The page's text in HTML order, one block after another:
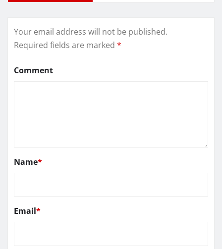
Your email address will not be published.
Required fields are marked *
Comment
Name*
Email*